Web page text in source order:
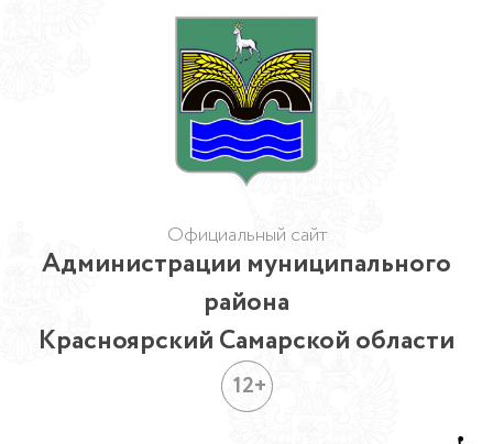
Официальный сайт
Администрации муниципального
района
Красноярский Самарской области
12+